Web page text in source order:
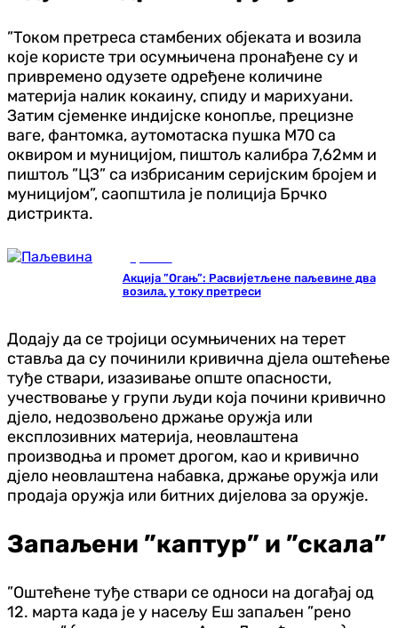
”Током претреса стамбених објеката и возила
које користе три осумњичена пронађене су и
привремено одузете одређене количине
материја налик кокаину, спиду и марихуани.
Затим сјеменке индијске конопље, прецизне
ваге, фантомка, аутомотаска пушка М70 са
оквиром и муницијом, пиштољ калибра 7,62мм и
пиштољ ”ЦЗ” са избрисаним серијским бројем и
муницијом”, саопштила је полиција Брчко
дистрикта.
Акција ”Огањ”: Расвијетљене паљевине два
возила, у току претреси
Додају да се тројици осумњичених на терет
ставља да су починили кривична дјела оштећење
туђе ствари, изазивање опште опасности,
учествовање у групи људи која почини кривично
дјело, недозвољено држање оружја или
експлозивних материја, неовлаштена
производња и промет дрогом, као и кривично
дјело неовлаштена набавка, држање оружја или
продаја оружја или битних дијелова за оружје.
Запаљени ”каптур” и ”скала”
”Оштећене туђе ствари се односи на догађај од
12. марта када је у насељу Еш запаљен ”рено